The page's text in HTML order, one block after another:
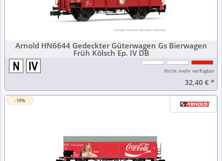
Arnold HN6644 Gedeckter Güterwagen Gs Bierwagen
Früh Kölsch Ep. IV DB
Nicht mehr verfügbar
32,40 €*
-10%